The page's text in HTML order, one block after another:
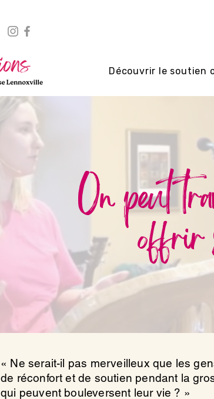
Découvrir le soutien
On peut
offrir
« Ne serait-il pas merveilleux que les
de réconfort et de soutien pendant la
qui peuvent bouleversent leur vie ? »